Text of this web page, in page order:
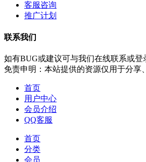
客服咨询
推广计划
联系我们
如有BUG或建议可与我们在线联系或登
免责申明：本站提供的资源仅用于分享
首页
用户中心
会员介绍
QQ客服
首页
分类
会员